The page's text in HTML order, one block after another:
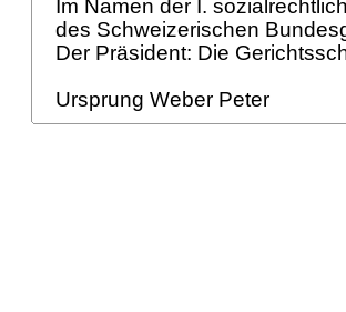
Im Namen der I.
des Schweizerischen
Der Präsident: Die
Ursprung Weber Peter